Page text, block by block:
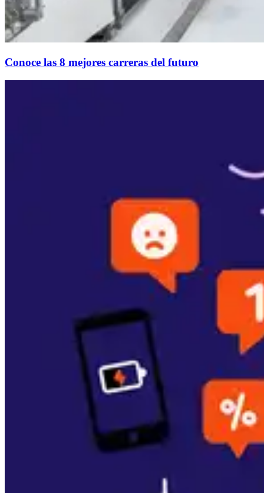
Conoce las 8 mejores carreras del futuro